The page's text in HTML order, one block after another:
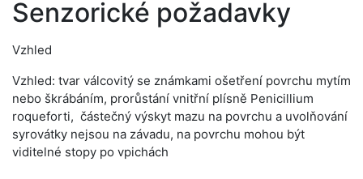
Senzorické požadavky
Vzhled
Vzhled: tvar válcovitý se známkami ošetření povrchu mytím
nebo škrábáním, prorůstání vnitřní plísně Penicillium
roqueforti, částečný výskyt mazu na povrchu a uvolňování
syrovátky nejsou na závadu, na povrchu mohou být
viditelné stopy po vpichách